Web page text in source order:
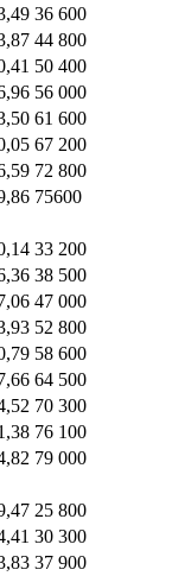
36 600
44 800
50 400
56 000
61 600
67 200
72 800
75600
33 200
38 500
47 000
52 800
58 600
64 500
70 300
76 100
79 000
25 800
30 300
37 900